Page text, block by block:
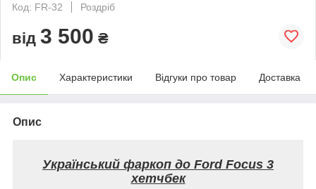
Код: FR-32
Роздріб
від 3 500 ₴
Опис Характеристики Відгуки про товар Доставка
Опис
Український фаркоп до Ford Focus 3
хетчбек